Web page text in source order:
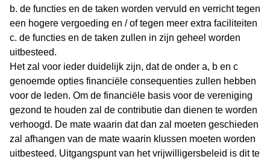
b. de functies en de taken worden vervuld en verricht tegen
een hogere vergoeding en / of tegen meer extra faciliteiten
c. de functies en de taken zullen in zijn geheel worden
uitbesteed.
Het zal voor ieder duidelijk zijn, dat de onder a, b en c
genoemde opties financiële consequenties zullen hebben
voor de leden. Om de financiële basis voor de vereniging
gezond te houden zal de contributie dan dienen te worden
verhoogd. De mate waarin dat dan zal moeten geschieden
zal afhangen van de mate waarin klussen moeten worden
uitbesteed. Uitgangspunt van het vrijwilligersbeleid is dit te